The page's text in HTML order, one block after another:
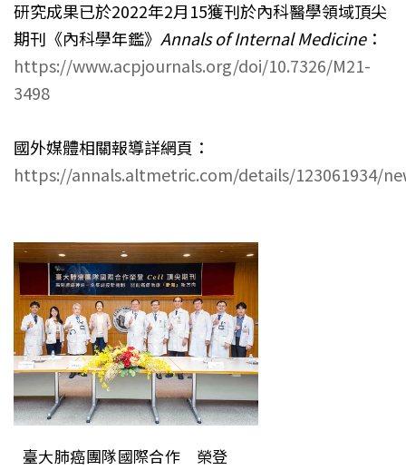
研究成果已於2022年2月15獲刊於內科醫學領域頂尖
期刊《內科學年鑑》 Annals of Internal Medicine：
https://www.acpjournals.org/doi/10.7326/M21-
3498
國外媒體相關報導詳網頁：
https://annals.altmetric.com/details/123061934/
臺大肺癌團隊國際合作 榮登